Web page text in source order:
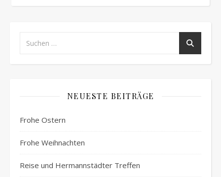
NEUESTE BEITRÄGE
Frohe Ostern
Frohe Weihnachten
Reise und Hermannstädter Treffen